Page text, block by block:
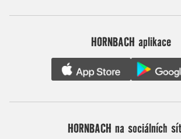
HORNBACH aplikace
HORNBACH na sociálních